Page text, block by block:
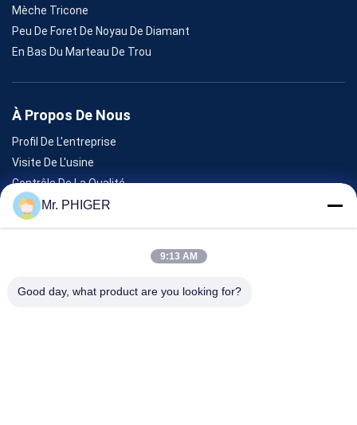
Mèche Tricone
Peu De Foret De Noyau De Diamant
En Bas Du Marteau De Trou
À Propos De Nous
Profil De L'entreprise
Visite De L'usine
Contrôle De La Qualité
Plan Du Site
Nous Contacter
Événements
Mr. PHIGER
9:13 AM
Good day, what product are you looking for?